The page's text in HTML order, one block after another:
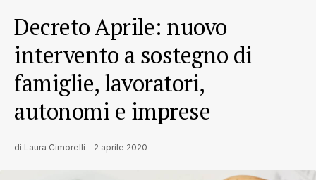
Decreto Aprile: nuovo
intervento a sostegno di
famiglie, lavoratori,
autonomi e imprese
di Laura Cimorelli - 2 aprile 2020